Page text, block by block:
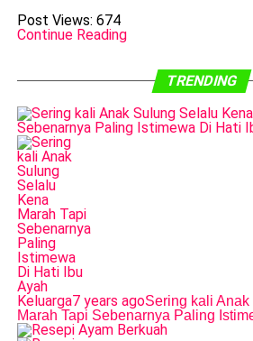
Post Views: 674
Continue Reading
TRENDING
Keluarga7 years agoSering kali
Marah Tapi Sebenarnya Paling